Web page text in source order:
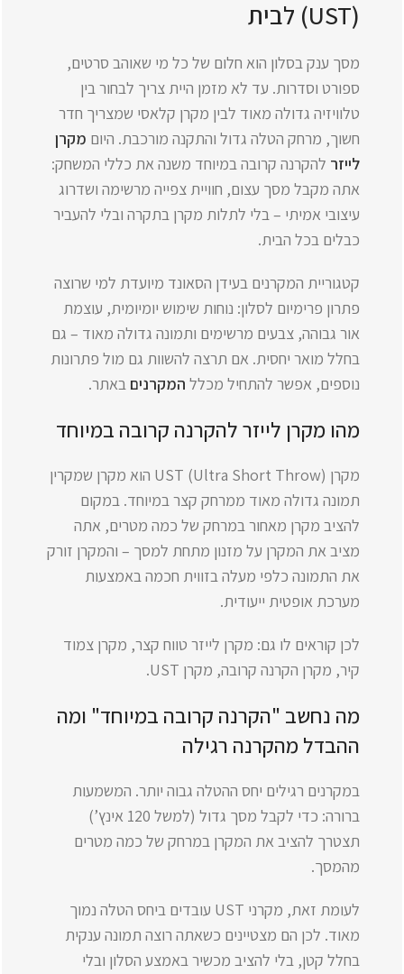
(UST) לבית
מסך ענק בסלון הוא חלום של כל מי שאוהב סרטים,
ספורט וסדרות. עד לא מזמן היית צריך לבחור בין
טלוויזיה גדולה מאוד לבין מקרן קלאסי שמצריך חדר
חשוך, מרחק הטלה גדול והתקנה מורכבת. היום מקרן
לייזר להקרנה קרובה במיוחד משנה את כללי המשחק:
אתה מקבל מסך עצום, חוויית צפייה מרשימה ושדרוג
עיצובי אמיתי – בלי לתלות מקרן בתקרה ובלי להעביר
כבלים בכל הבית.
קטגוריית המקרנים בעידן הסאונד מיועדת למי שרוצה
פתרון פרימיום לסלון: נוחות שימוש יומיומית, עוצמת
אור גבוהה, צבעים מרשימים ותמונה גדולה מאוד – גם
בחלל מואר יחסית. אם תרצה להשוות גם מול פתרונות
נוספים, אפשר להתחיל מכלל המקרנים באתר.
מהו מקרן לייזר להקרנה קרובה במיוחד
מקרן UST (Ultra Short Throw) הוא מקרן שמקרין
תמונה גדולה מאוד ממרחק קצר במיוחד. במקום
להציב מקרן מאחור במרחק של כמה מטרים, אתה
מציב את המקרן על מזנון מתחת למסך – והמקרן זורק
את התמונה כלפי מעלה בזווית חכמה באמצעות
מערכת אופטית ייעודית.
לכן קוראים לו גם: מקרן לייזר טווח קצר, מקרן צמוד
קיר, מקרן הקרנה קרובה, מקרן UST.
מה נחשב "הקרנה קרובה במיוחד" ומה
ההבדל מהקרנה רגילה
במקרנים רגילים יחס ההטלה גבוה יותר. המשמעות
ברורה: כדי לקבל מסך גדול (למשל 120 אינץ’)
תצטרך להציב את המקרן במרחק של כמה מטרים
מהמסך.
לעומת זאת, מקרני UST עובדים ביחס הטלה נמוך
מאוד. לכן הם מצטיינים כשאתה רוצה תמונה ענקית
בחלל קטן, בלי להציב מכשיר באמצע הסלון ובלי